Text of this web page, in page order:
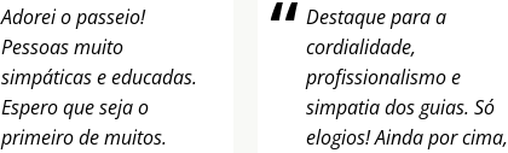
Adorei o passeio!
Pessoas muito
simpáticas e educadas.
Espero que seja o
primeiro de muitos.
Destaque para a
cordialidade,
profissionalismo e
simpatia dos guias. Só
elogios! Ainda por cima,